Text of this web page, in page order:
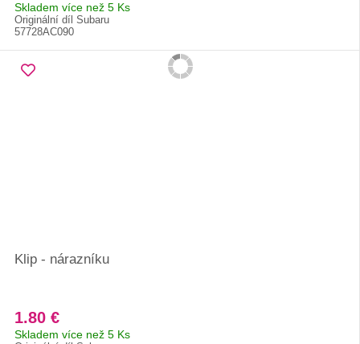
Skladem více než 5 Ks
Originální díl Subaru
57728AC090
Klip - nárazníku
1.80 €
Skladem více než 5 Ks